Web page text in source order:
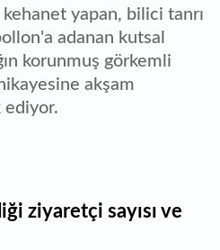
yapan, bilici tanrı
adanan kutsal
korunmuş görkemli
akşam
ediyor.
ziyaretçi sayısı ve